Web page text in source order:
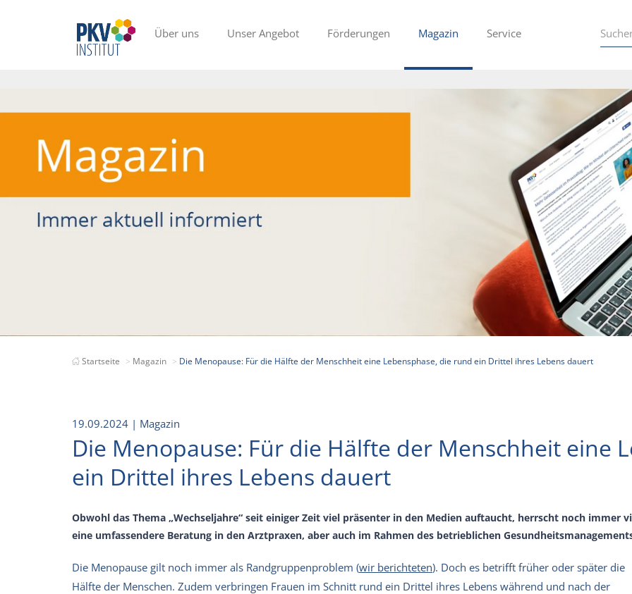
Über uns Unser Angebot Förderungen Magazin Service
Startseite Magazin Die Menopause: Für die Hälfte der Menschheit eine Lebensphase, die rund ein Drittel ihres Lebens dauert
19.09.2024 | Magazin
Die Menopause: Für die Hälfte der Menschheit eine
ein Drittel ihres Lebens dauert
Obwohl das Thema „Wechseljahre“ seit einiger Zeit viel präsenter in den Medien auftaucht, herrscht noch immer
eine umfassendere Beratung in den Arztpraxen, aber auch im Rahmen des betrieblichen
Die Menopause gilt noch immer als Randgruppenproblem (wir berichteten). Doch es betrifft früher oder später die
Hälfte der Menschen. Zudem verbringen Frauen im Schnitt rund ein Drittel ihres Lebens während und nach der